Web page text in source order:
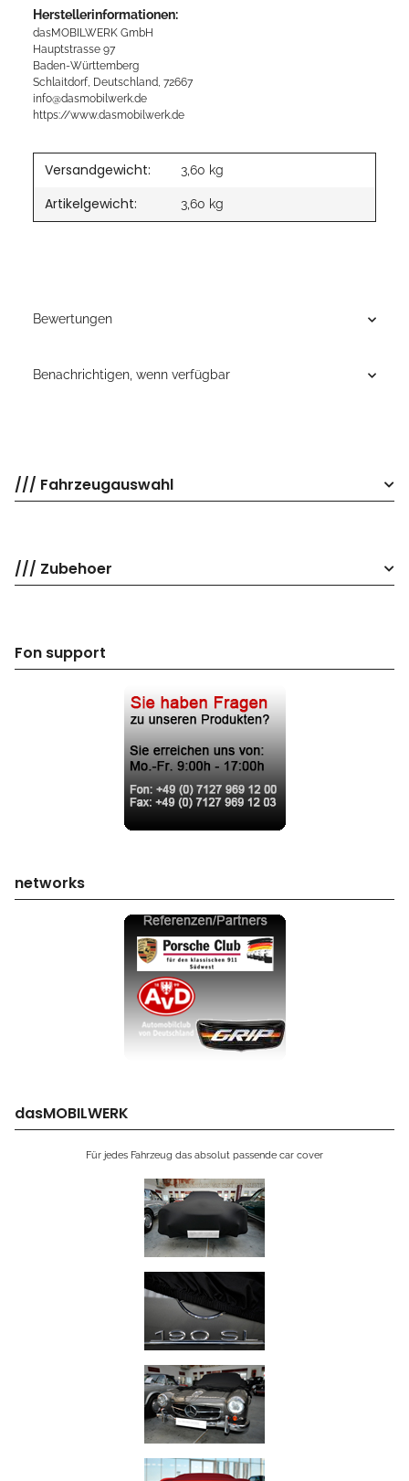
Herstellerinformationen:
dasMOBILWERK GmbH
Hauptstrasse 97
Baden-Württemberg
Schlaitdorf, Deutschland, 72667
info@dasmobilwerk.de
https://www.dasmobilwerk.de
Versandgewicht: 3,60 kg
Artikelgewicht: 3,60 kg
Bewertungen
Benachrichtigen, wenn verfügbar
/// Fahrzeugauswahl
/// Zubehoer
Fon support
networks
dasMOBILWERK
Für jedes Fahrzeug das absolut passende car cover